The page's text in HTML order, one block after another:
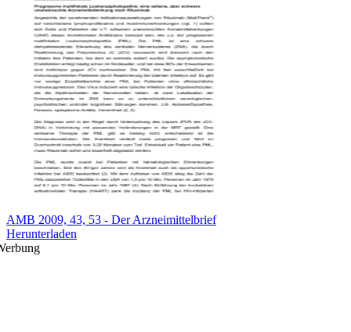
AMB 2009, 43, 53 - Der Arzneimittelbrief
Herunterladen